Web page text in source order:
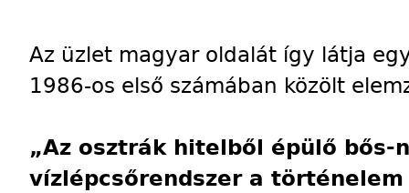
Az üzlet magyar oldalát így látja
1986-os első számában közölt
„Az osztrák hitelből épülő bős-
vízlépcsőrendszer a